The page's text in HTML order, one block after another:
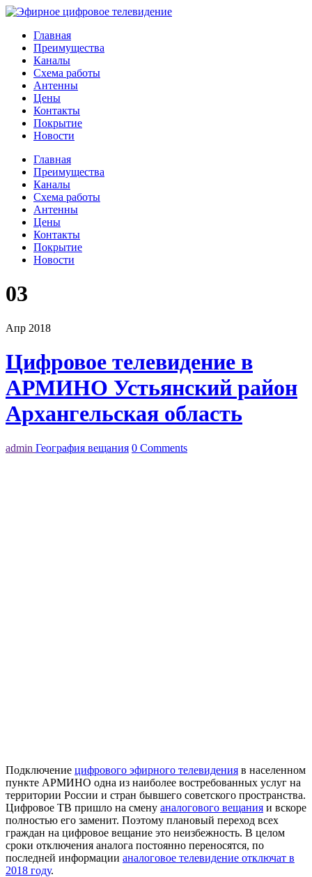
Главная
Преимущества
Каналы
Схема работы
Антенны
Цены
Контакты
Покрытие
Новости
Главная
Преимущества
Каналы
Схема работы
Антенны
Цены
Контакты
Покрытие
Новости
03
Апр 2018
Цифровое телевидение в
АРМИНО Устьянский район
Архангельская область
admin География вещания 0 Comments
Подключение цифрового эфирного телевидения в населенном
пункте АРМИНО одна из наиболее востребованных услуг на
территории России и стран бывшего советского пространства.
Цифровое ТВ пришло на смену аналогового вещания и вскоре
полностью его заменит. Поэтому плановый переход всех
граждан на цифровое вещание это неизбежность. В целом
сроки отключения аналога постоянно переносятся, по
последней информации аналоговое телевидение отключат в
2018 году.